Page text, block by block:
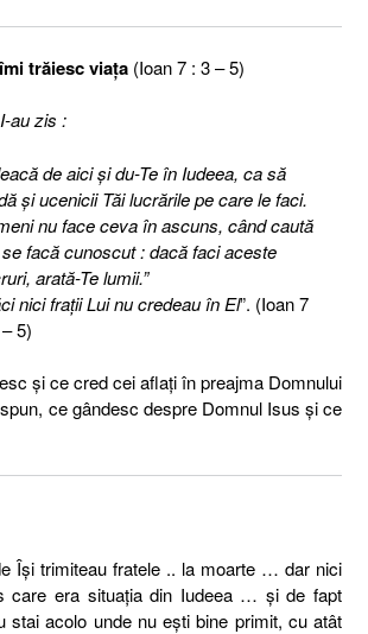
trăiesc viaţa (Ioan 7 : 3 – 5)
au zis :
de aici şi du-Te în Iudeea, ca să
şi ucenicii Tăi lucrările pe care le faci.
nu face ceva în ascuns, când caută
facă cunoscut : dacă faci aceste
arată-Te lumii.”
nici fraţii Lui nu credeau în El”. (Ioan 7
5)
şi ce cred cei aflaţi în preajma Domnului
ce gândesc despre Domnul Isus şi ce
Îşi trimiteau fratele .. la moarte … dar nici
care era situaţia din Iudeea … şi de fapt
stai acolo unde nu eşti bine primit, cu atât